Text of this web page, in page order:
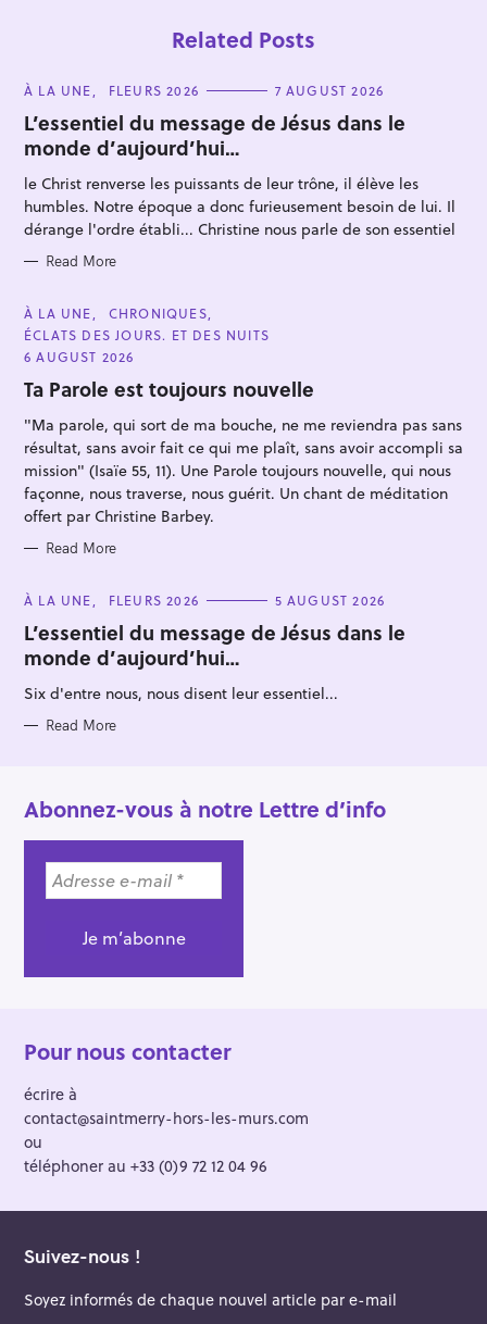
Related Posts
C
T
E
G
O
R
I
E
S
À LA UNE FLEURS 2026 7 AUGUST 2026
L’essentiel du message de Jésus dans le
monde d’aujourd’hui…
le Christ renverse les puissants de leur trône, il élève les
humbles. Notre époque a donc furieusement besoin de lui. Il
dérange l'ordre établi... Christine nous parle de son essentiel
Read More
C
A
T
E
G
O
R
E
À LA UNE
CHRONIQUES
ÉCLATS DES JOURS. ET DES NUITS
6 AUGUST 2026
Ta Parole est toujours nouvelle
"Ma parole, qui sort de ma bouche, ne me reviendra pas sans
résultat, sans avoir fait ce qui me plaît, sans avoir accompli sa
mission" (Isaïe 55, 11). Une Parole toujours nouvelle, qui nous
façonne, nous traverse, nous guérit. Un chant de méditation
offert par Christine Barbey.
Read More
C
T
E
G
O
R
I
S
À LA UNE FLEURS 2026 5 AUGUST 2026
L’essentiel du message de Jésus dans le
monde d’aujourd’hui…
Six d'entre nous, nous disent leur essentiel...
Read More
Abonnez-vous à notre Lettre d’info
Pour nous contacter
écrire à
contact@saintmerry-hors-les-murs.com
ou
téléphoner au +33 (0)9 72 12 04 96
Suivez-nous !
Soyez informés de chaque nouvel article par e-mail